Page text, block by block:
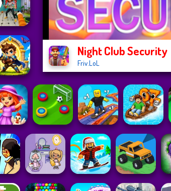
Night Club Security
Friv.LoL